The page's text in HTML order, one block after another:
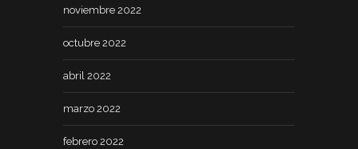
noviembre 2022
octubre 2022
abril 2022
marzo 2022
febrero 2022